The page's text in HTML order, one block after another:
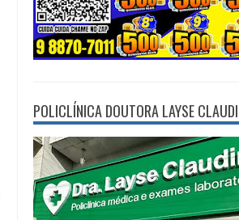
POLICLÍNICA DOUTORA LAYSE